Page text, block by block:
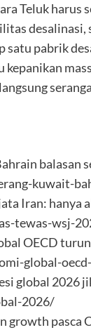
Teluk
desalinasi,
satu pabrik
balasan
kuwait-
Iran:
tewas-wsj-
OECD
global-
global 2026
2026/
growth